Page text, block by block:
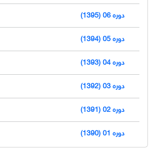
دوره 06 (1395)
دوره 05 (1394)
دوره 04 (1393)
دوره 03 (1392)
دوره 02 (1391)
دوره 01 (1390)